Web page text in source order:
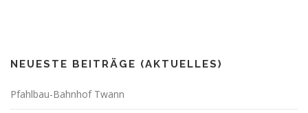
NEUESTE BEITRÄGE (AKTUELLES)
Pfahlbau-Bahnhof Twann